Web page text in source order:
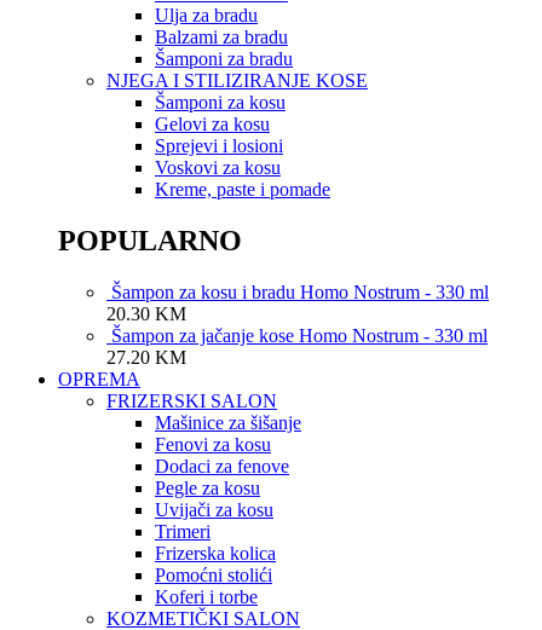
Ulja za bradu
Balzami za bradu
Šamponi za bradu
NJEGA I STILIZIRANJE KOSE
Šamponi za kosu
Gelovi za kosu
Sprejevi i losioni
Voskovi za kosu
Kreme, paste i pomade
POPULARNO
Šampon za kosu i bradu Homo Nostrum - 330 ml
20.30 KM
Šampon za jačanje kose Homo Nostrum - 330 ml
27.20 KM
OPREMA
FRIZERSKI SALON
Mašinice za šišanje
Fenovi za kosu
Dodaci za fenove
Pegle za kosu
Uvijači za kosu
Trimeri
Frizerska kolica
Pomoćni stolići
Koferi i torbe
KOZMETIČKI SALON